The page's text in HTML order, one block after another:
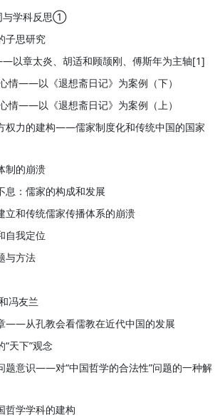
与学科反思①
子思研究
以章太炎、胡适和顾颉刚、傅斯年为主轴[1]
情——以《退想斋日记》为案例（下）
情——以《退想斋日记》为案例（上）
权力的建构——儒家制度化和传统中国的国家
制的崩溃
息：儒家的构成和发展
立和传统儒家传播体系的崩溃
自我定位
与方法
冯友兰
——从孔教会看儒教在近代中国的发展
“天下”观念
题意识——对“中国哲学的合法性”问题的一种解
哲学学科的建构